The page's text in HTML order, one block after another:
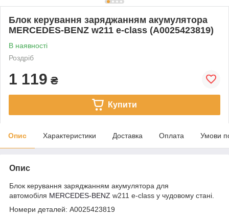
Блок керування заряджанням акумулятора
MERCEDES-BENZ w211 e-class (A0025423819)
В наявності
Роздріб
1 119 ₴
Купити
Опис Характеристики Доставка Оплата Умови
Опис
Блок керування заряджанням акумулятора для
автомобіля MERCEDES-BENZ w211 e-class у чудовому стані.
Номери деталей: A0025423819